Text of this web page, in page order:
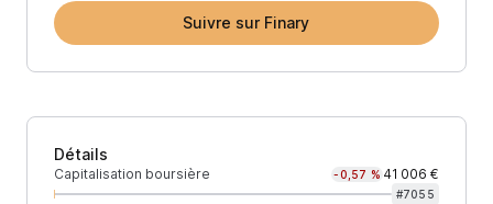
Suivre sur Finary
Détails
Capitalisation boursière -0,57 % 41 006 €
#7055